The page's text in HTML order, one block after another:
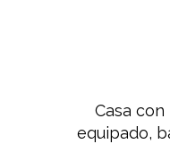
Casa
equipado,